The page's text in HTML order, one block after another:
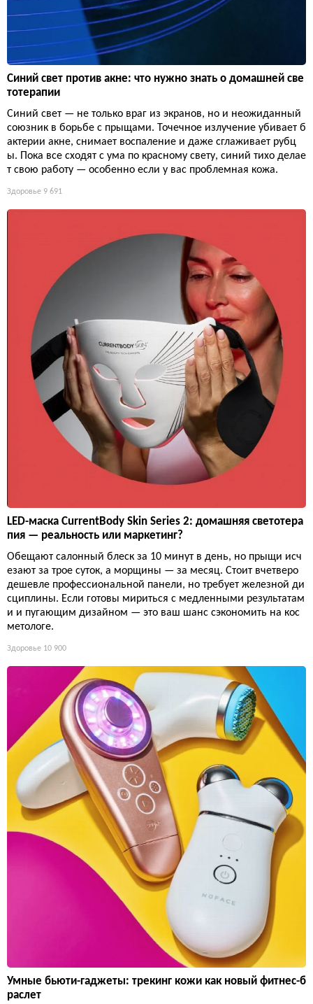
Синий свет против акне: что нужно знать о домашней све
тотерапии
Синий свет — не только враг из экранов, но и неожиданный
союзник в борьбе с прыщами. Точечное излучение убивает б
актерии акне, снимает воспаление и даже сглаживает рубц
ы. Пока все сходят с ума по красному свету, синий тихо делае
т свою работу — особенно если у вас проблемная кожа.
Здоровье 9 691
LED-маска CurrentBody Skin Series 2: домашняя светотера
пия — реальность или маркетинг?
Обещают салонный блеск за 10 минут в день, но прыщи исч
езают за трое суток, а морщины — за месяц. Стоит вчетверо
дешевле профессиональной панели, но требует железной ди
сциплины. Если готовы мириться с медленными результатам
и и пугающим дизайном — это ваш шанс сэкономить на кос
метологе.
Здоровье 10 900
Умные бьюти-гаджеты: трекинг кожи как новый фитнес-б
раслет